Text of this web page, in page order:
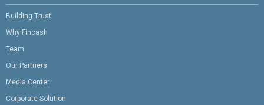
Building Trust
Why Fincash
Team
Our Partners
Media Center
Corporate Solution